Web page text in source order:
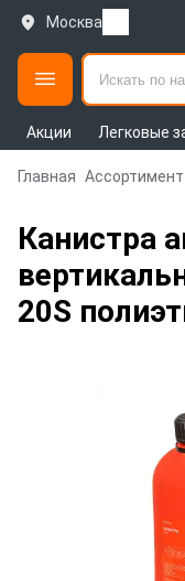
Москва
Акции Легковые
Главная Ассортимент
Канистра
20S